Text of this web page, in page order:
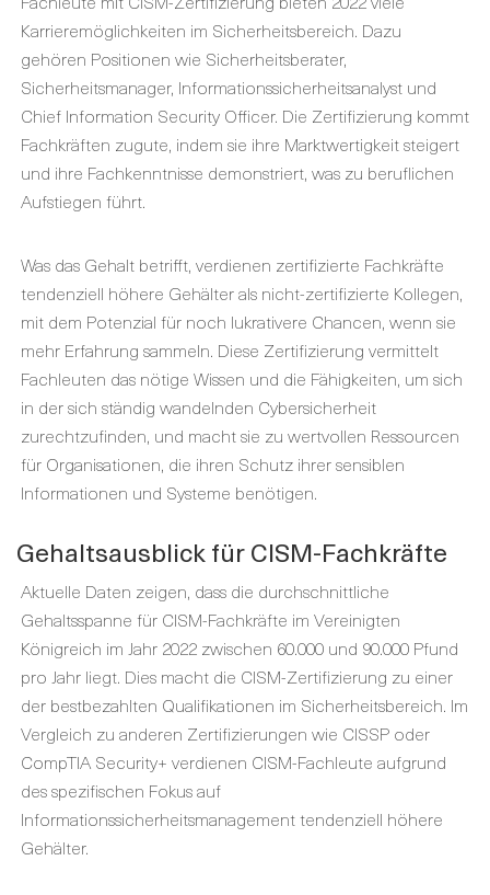
Karrieremöglichkeiten im Sicherheitsbereich. Dazu
gehören Positionen wie Sicherheitsberater,
Sicherheitsmanager, Informationssicherheitsanalyst und
Chief Information Security Officer. Die Zertifizierung kommt
Fachkräften zugute, indem sie ihre Marktwertigkeit steigert
und ihre Fachkenntnisse demonstriert, was zu beruflichen
Aufstiegen führt.
Was das Gehalt betrifft, verdienen zertifizierte Fachkräfte
tendenziell höhere Gehälter als nicht-zertifizierte Kollegen,
mit dem Potenzial für noch lukrativere Chancen, wenn sie
mehr Erfahrung sammeln. Diese Zertifizierung vermittelt
Fachleuten das nötige Wissen und die Fähigkeiten, um sich
in der sich ständig wandelnden Cybersicherheit
zurechtzufinden, und macht sie zu wertvollen Ressourcen
für Organisationen, die ihren Schutz ihrer sensiblen
Informationen und Systeme benötigen.
Gehaltsausblick für CISM-Fachkräfte
Aktuelle Daten zeigen, dass die durchschnittliche
Gehaltsspanne für CISM-Fachkräfte im Vereinigten
Königreich im Jahr 2022 zwischen 60.000 und 90.000 Pfund
pro Jahr liegt. Dies macht die CISM-Zertifizierung zu einer
der bestbezahlten Qualifikationen im Sicherheitsbereich. Im
Vergleich zu anderen Zertifizierungen wie CISSP oder
CompTIA Security+ verdienen CISM-Fachleute aufgrund
des spezifischen Fokus auf
Informationssicherheitsmanagement tendenziell höhere
Gehälter.